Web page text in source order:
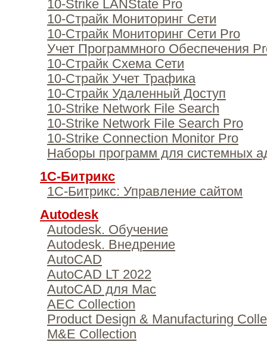
10-Strike LANState Pro
10-Страйк Мониторинг Сети
10-Страйк Мониторинг Сети Pro
Учет Программного Обеспечения
10-Страйк Схема Сети
10-Страйк Учет Трафика
10-Страйк Удаленный Доступ
10-Strike Network File Search
10-Strike Network File Search Pro
10-Strike Connection Monitor Pro
Наборы программ для системных
1С-Битрикс
1С-Битрикс: Управление сайтом
Autodesk
Autodesk. Обучение
Autodesk. Внедрение
AutoCAD
AutoCAD LT 2022
AutoCAD для Mac
AEC Collection
Product Design & Manufacturing
M&E Collection